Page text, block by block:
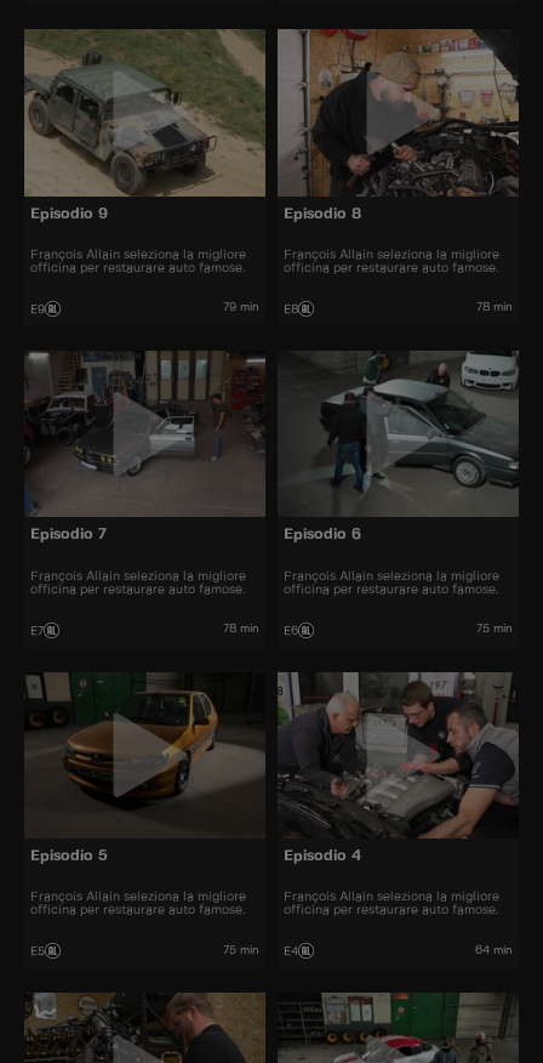
Episodio 9
François Allain seleziona la migliore
officina per restaurare auto famose.
E9 79 min
Episodio 8
François Allain seleziona la migliore
officina per restaurare auto famose.
E8 78 min
Episodio 7
François Allain seleziona la migliore
officina per restaurare auto famose.
E7 78 min
Episodio 6
François Allain seleziona la migliore
officina per restaurare auto famose.
E6 75 min
Episodio 5
François Allain seleziona la migliore
officina per restaurare auto famose.
E5 75 min
Episodio 4
François Allain seleziona la migliore
officina per restaurare auto famose.
E4 64 min